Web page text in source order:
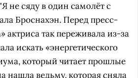
не сяду в один самолёт с
Броснахэн. Перед пресс-
актриса так переживала из-за
искать «энергетического
который читает прошлые
нашла ведьму, которая сняла